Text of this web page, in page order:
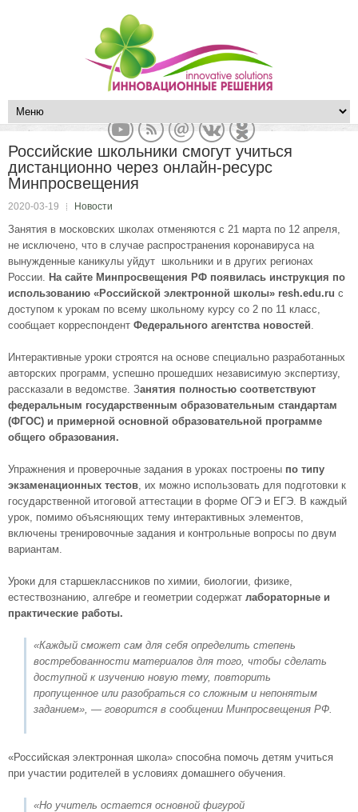
Российские школьники смогут учиться
дистанционно через онлайн-ресурс
Минпросвещения
2020-03-19 Новости
Занятия в московских школах отменяются с 21 марта по 12 апреля,
не исключено, что в случае распространения коронавируса на
вынужденные каникулы уйдут школьники и в других регионах
России. На сайте Минпросвещения РФ появилась инструкция по
использованию «Российской электронной школы» resh.edu.ru с
доступом к урокам по всему школьному курсу со 2 по 11 класс,
сообщает корреспондент Федерального агентства новостей.
Интерактивные уроки строятся на основе специально разработанных
авторских программ, успешно прошедших независимую экспертизу,
рассказали в ведомстве. Занятия полностью соответствуют
федеральным государственным образовательным стандартам
(ФГОС) и примерной основной образовательной программе
общего образования.
Упражнения и проверочные задания в уроках построены по типу
экзаменационных тестов, их можно использовать для подготовки к
государственной итоговой аттестации в форме ОГЭ и ЕГЭ. В каждый
урок, помимо объясняющих тему интерактивных элементов,
включены тренировочные задания и контрольные вопросы по двум
вариантам.
Уроки для старшеклассников по химии, биологии, физике,
естествознанию, алгебре и геометрии содержат лабораторные и
практические работы.
«Каждый сможет сам для себя определить степень
востребованности материалов для того, чтобы сделать
доступной к изучению новую тему, повторить
пропущенное или разобраться со сложным и непонятым
заданием», — говорится в сообщении Минпросвещения РФ.
«Российская электронная школа» способна помочь детям учиться
при участии родителей в условиях домашнего обучения.
«Но учитель остается основной фигурой